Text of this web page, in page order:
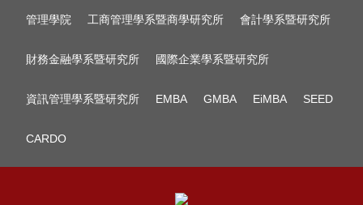
管理學院 工商管理學系暨商學研究所 會計學系暨研究所
財務金融學系暨研究所 國際企業學系暨研究所
資訊管理學系暨研究所 EMBA GMBA EiMBA SEED
CARDO